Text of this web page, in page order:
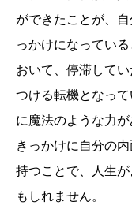
ができたことが、
っかけになってい
おいて、停滞して
つける転機となっ
に魔法のような力
きっかけに自分の
持つことで、人生
もしれません。